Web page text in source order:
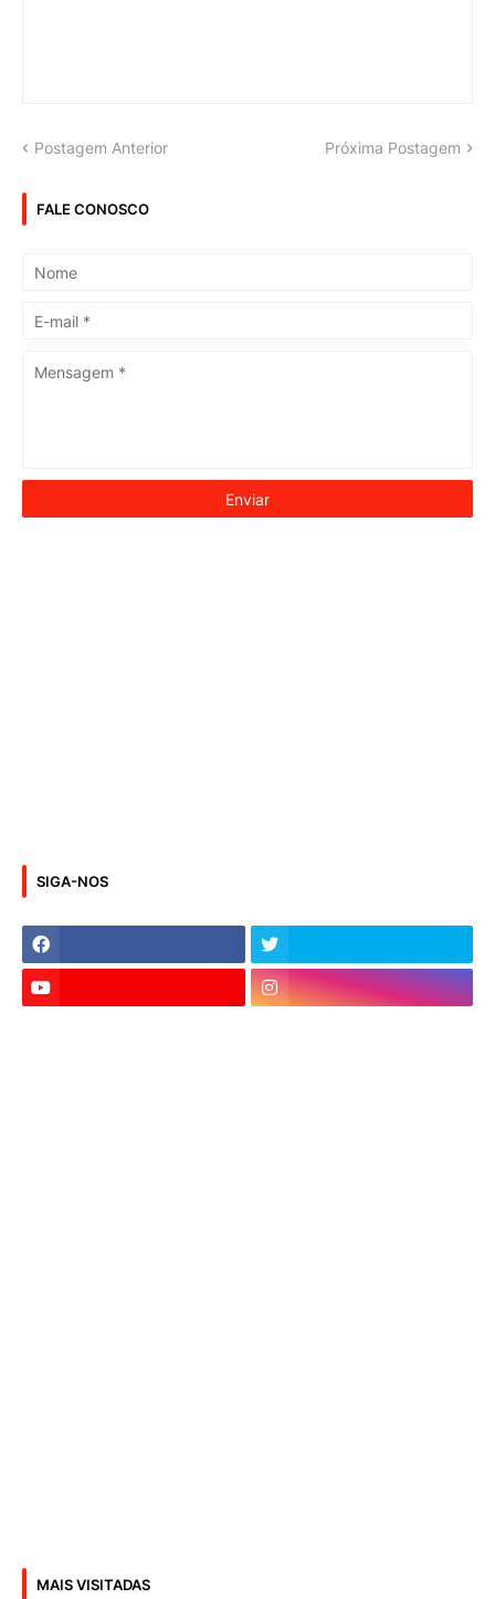
Postagem Anterior Próxima Postagem
FALE CONOSCO
SIGA-NOS
MAIS VISITADAS